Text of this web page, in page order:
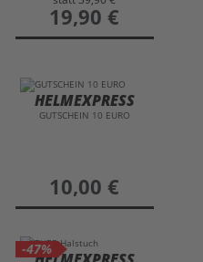
preis
19,90 €
HELMEXPRESS
GUTSCHEIN 10 EURO
preis
10,00 €
-47%